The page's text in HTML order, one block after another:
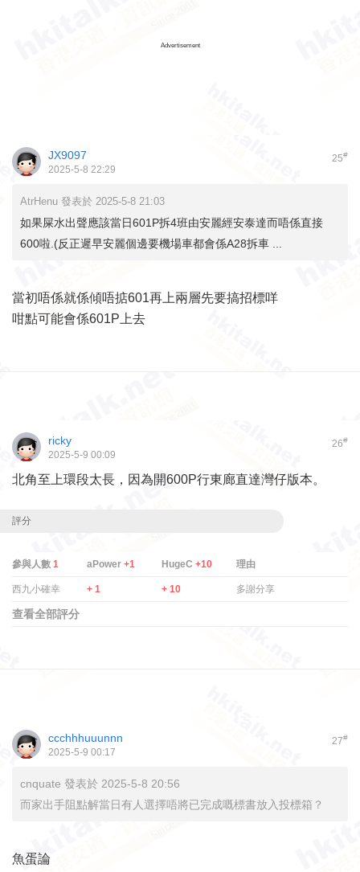
Advertisement
25#
JX9097
2025-5-8 22:29
AtrHenu 發表於 2025-5-8 21:03
如果屎水出聲應該當日601P拆4班由安麗經安泰達而唔係直接
600啦.(反正遲早安麗個邊要機場車都會係A28拆車 ...
當初唔係就係傾唔掂601再上兩層先要搞招標咩
咁點可能會係601P上去
26#
ricky
2025-5-9 00:09
北角至上環段太長，因為開600P行東廊直達灣仔版本。
評分
參與人數 1 aPower +1 HugeC +10 理由
西九小確幸 + 1 + 10 多謝分享
查看全部評分
27#
ccchhhuuunnn
2025-5-9 00:17
cnquate 發表於 2025-5-8 20:56
而家出手阻點解當日有人選擇唔將已完成嘅標書放入投標箱？
魚蛋論